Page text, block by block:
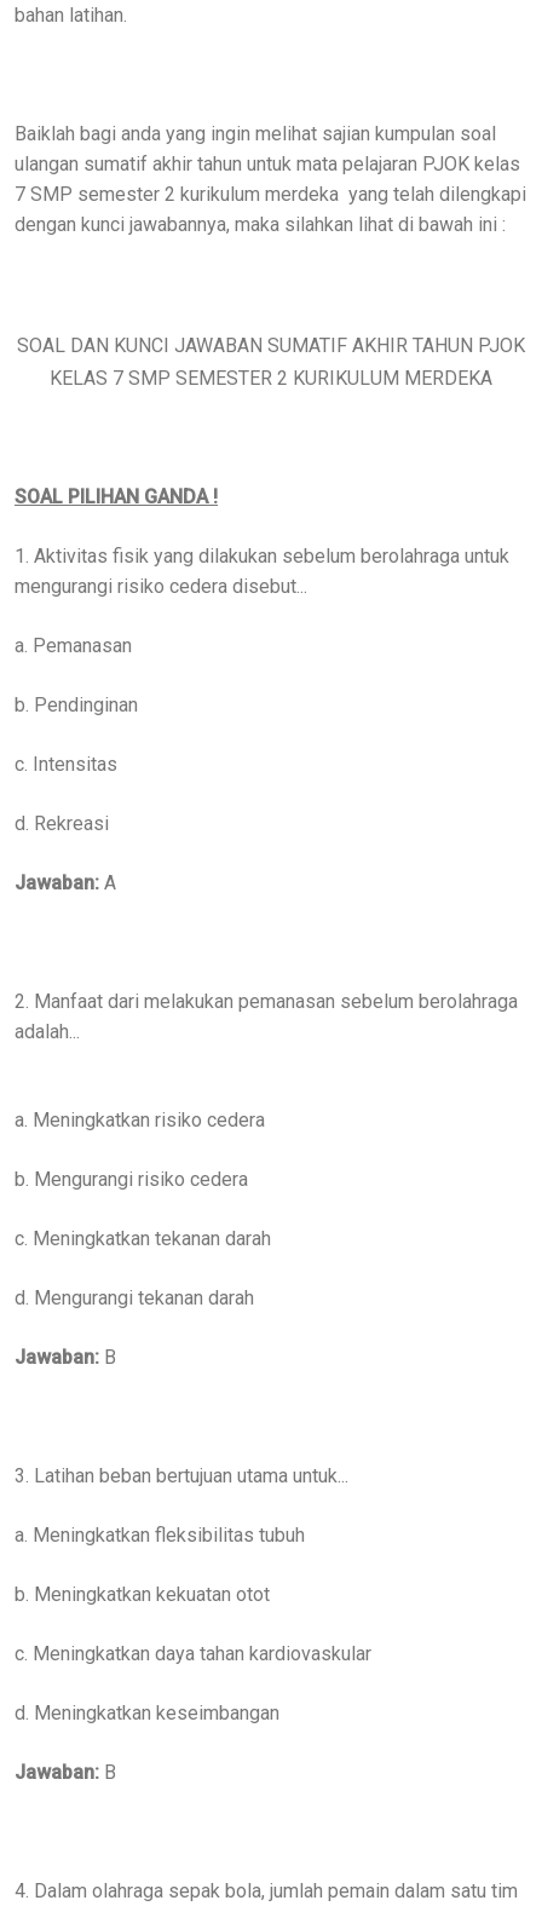
bahan latihan.
Baiklah bagi anda yang ingin melihat sajian kumpulan soal
ulangan sumatif akhir tahun untuk mata pelajaran PJOK kelas
7 SMP semester 2 kurikulum merdeka yang telah dilengkapi
dengan kunci jawabannya, maka silahkan lihat di bawah ini :
SOAL DAN KUNCI JAWABAN SUMATIF AKHIR TAHUN PJOK
KELAS 7 SMP SEMESTER 2 KURIKULUM MERDEKA
SOAL PILIHAN GANDA !
1. Aktivitas fisik yang dilakukan sebelum berolahraga untuk
mengurangi risiko cedera disebut...
a. Pemanasan
b. Pendinginan
c. Intensitas
d. Rekreasi
Jawaban: A
2. Manfaat dari melakukan pemanasan sebelum berolahraga
adalah...
a. Meningkatkan risiko cedera
b. Mengurangi risiko cedera
c. Meningkatkan tekanan darah
d. Mengurangi tekanan darah
Jawaban: B
3. Latihan beban bertujuan utama untuk...
a. Meningkatkan fleksibilitas tubuh
b. Meningkatkan kekuatan otot
c. Meningkatkan daya tahan kardiovaskular
d. Meningkatkan keseimbangan
Jawaban: B
4. Dalam olahraga sepak bola, jumlah pemain dalam satu tim